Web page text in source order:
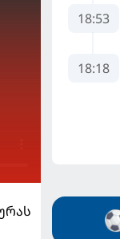
18:53
18:18